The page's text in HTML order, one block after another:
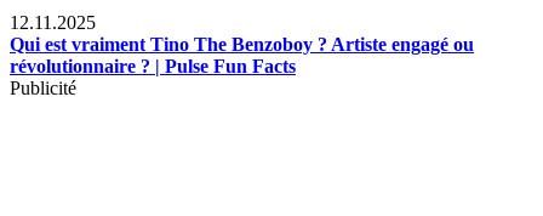
12.11.2025
Qui est vraiment Tino The Benzoboy ? Artiste engagé ou
révolutionnaire ? | Pulse Fun Facts
Publicité